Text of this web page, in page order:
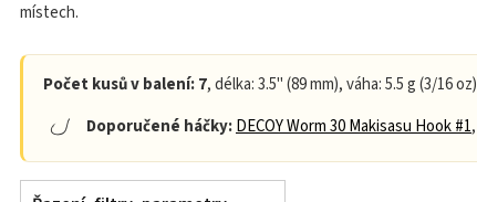
místech.
Počet kusů v balení: 7, délka: 3.5" (89 mm), váha: 5.5 g (3/16 oz)
Doporučené háčky:DECOY Worm 30 Makisasu Hook #1,